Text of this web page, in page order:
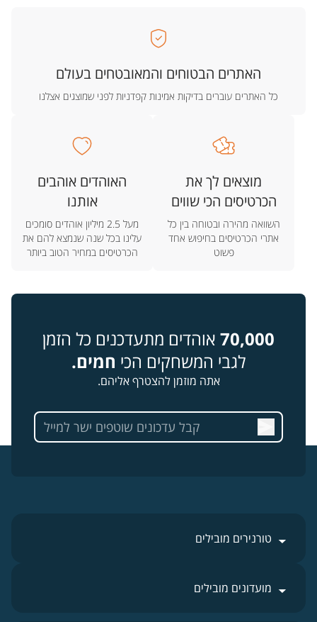
האתרים הבטוחים והמאובטחים בעולם
כל האתרים עוברים בדיקות אמינות קפדניות לפני שמוצגים אצלנו
מוצאים לך את
הכרטיסים הכי שווים
השוואה מהירה ובטוחה בין כל
אתרי הכרטיסים בחיפוש אחד
פשוט
האוהדים אוהבים
אותנו
מעל 2.5 מיליון אוהדים סומכים
עלינו בכל שנה שנמצא להם את
הכרטיסים במחיר הטוב ביותר
70,000 אוהדים מתעדכנים כל הזמן
לגבי המשחקים הכי חמים.
אתה מוזמן להצטרף אליהם.
טורנירים מובילים
מועדונים מובילים